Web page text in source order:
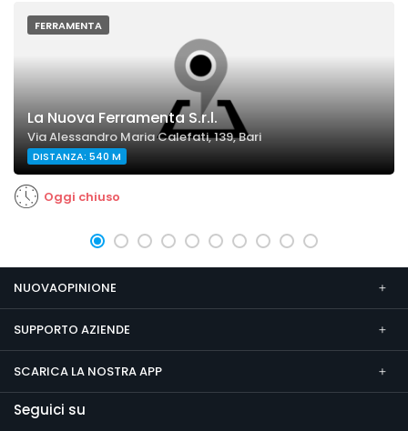
FERRAMENTA
La Nuova Ferramenta S.r.l.
Via Alessandro Maria Calefati, 139, Bari
DISTANZA: 540 M
Oggi chiuso
NUOVAOPINIONE
SUPPORTO AZIENDE
SCARICA LA NOSTRA APP
Seguici su